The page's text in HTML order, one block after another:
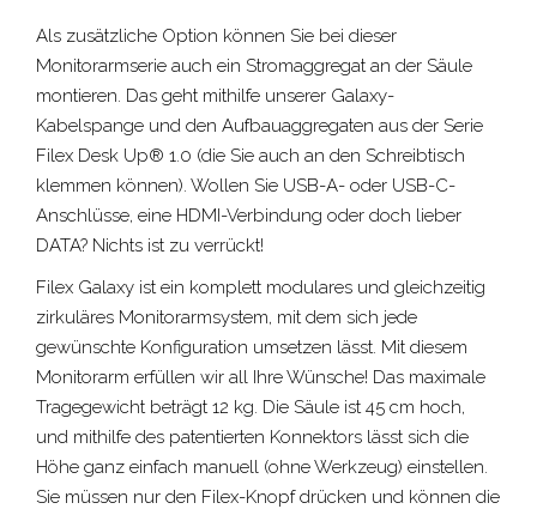
Als zusätzliche Option können Sie bei dieser
Monitorarmserie auch ein Stromaggregat an der Säule
montieren. Das geht mithilfe unserer Galaxy-
Kabelspange und den Aufbauaggregaten aus der Serie
Filex Desk Up® 1.0 (die Sie auch an den Schreibtisch
klemmen können). Wollen Sie USB-A- oder USB-C-
Anschlüsse, eine HDMI-Verbindung oder doch lieber
DATA? Nichts ist zu verrückt!
Filex Galaxy ist ein komplett modulares und gleichzeitig
zirkuläres Monitorarmsystem, mit dem sich jede
gewünschte Konfiguration umsetzen lässt. Mit diesem
Monitorarm erfüllen wir all Ihre Wünsche! Das maximale
Tragegewicht beträgt 12 kg. Die Säule ist 45 cm hoch,
und mithilfe des patentierten Konnektors lässt sich die
Höhe ganz einfach manuell (ohne Werkzeug) einstellen.
Sie müssen nur den Filex-Knopf drücken und können die